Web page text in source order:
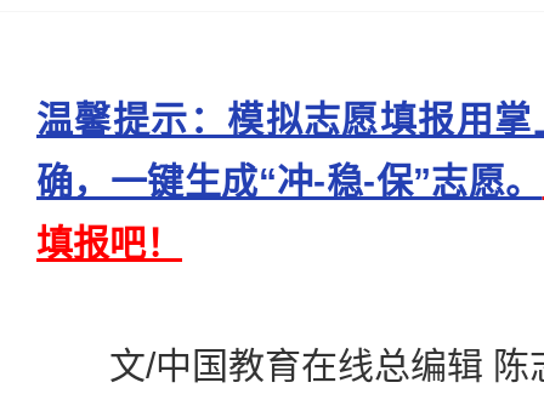
温馨提示：模拟志愿填报用
确，一键生成“冲-稳-保”志愿。
填报吧！
文/中国教育在线总编辑 陈